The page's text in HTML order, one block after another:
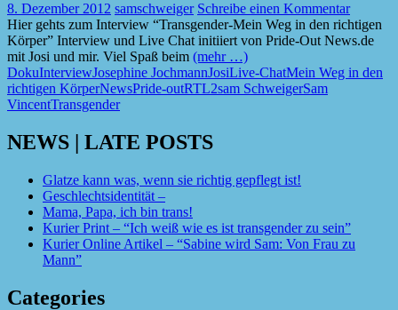
8. Dezember 2012 samschweiger Schreibe einen Kommentar
Hier gehts zum Interview “Transgender-Mein Weg in den richtigen
Körper” Interview und Live Chat initiiert von Pride-Out News.de
mit Josi und mir. Viel Spaß beim (mehr …)
DokuInterviewJosephine JochmannJosiLive-ChatMein Weg in den
richtigen KörperNewsPride-outRTL2sam SchweigerSam
VincentTransgender
NEWS | LATE POSTS
Glatze kann was, wenn sie richtig gepflegt ist!
Geschlechtsidentität –
Mama, Papa, ich bin trans!
Kurier Print – “Ich weiß wie es ist transgender zu sein”
Kurier Online Artikel – “Sabine wird Sam: Von Frau zu
Mann”
Categories